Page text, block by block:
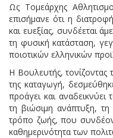
Ως Τομεάρχης
επισήμανε ότι η
και ευεξίας, συνδέεται
τη φυσική κατάσταση,
ποιοτικών ελληνικών
Η Βουλευτής, τονίζοντας
της καταγωγή,
προάγει και
τη βιώσιμη ανάπτυξη, τη
τρόπο ζωής, που
καθημερινότητα των